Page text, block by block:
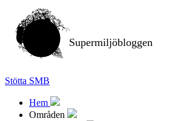
Supermiljöbloggen
Stötta SMB
Hem
Områden